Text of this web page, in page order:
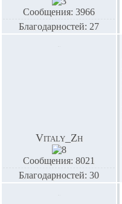
Сообщения: 3966
Благодарностей: 27
Vitaly_Zh
Сообщения: 8021
Благодарностей: 30